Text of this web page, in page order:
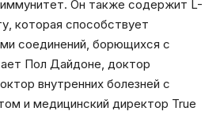
Он также содержит L-
которая способствует
соединений, борющихся с
Пол Дайдоне, доктор
внутренних болезней с
и медицинский директор True